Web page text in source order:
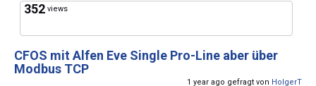
352 views
CFOS mit Alfen Eve Single Pro-Line aber über
Modbus TCP
1 year ago gefragt von HolgerT